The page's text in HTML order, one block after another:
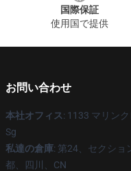
国際保証
使用国で提供
お問い合わせ
本社オフィス: 1133 マリン
Sg
私達の倉庫: 第24、セクショ
都、四川、CN